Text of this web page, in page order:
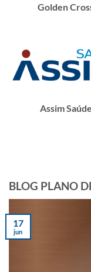
Golden
Assim Saúde
BLOG PLANO
17
jun